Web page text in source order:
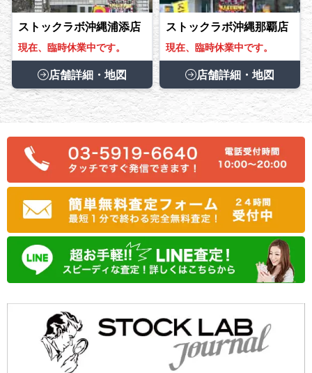
ストックラボ沖縄浦添店
現在、臨時休業中です。
店舗詳細・地図
ストックラボ沖縄那覇店
現在、臨時休業中です。
店舗詳細・地図